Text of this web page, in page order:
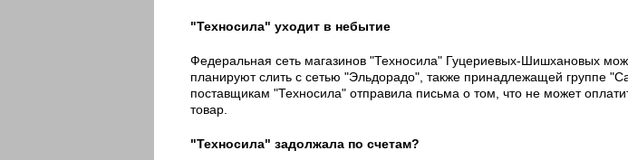
"Техносила" уходит в небытие
Федеральная сеть магазинов "Техносила" Гуцериевых-Шишхановых
планируют слить с сетью "Эльдорадо", также принадлежащей группе
поставщикам "Техносила" отправила письма о том, что не может
товар.
"Техносила" задолжала по счетам?